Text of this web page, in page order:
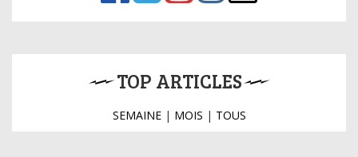
TOP ARTICLES
SEMAINE| MOIS | TOUS